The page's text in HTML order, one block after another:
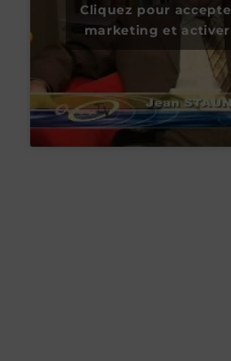
Cliquez pour
marketing et